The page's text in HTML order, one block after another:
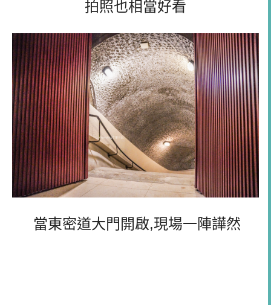
拍照也相當好看
當東密道大門開啟,現場一陣譁然